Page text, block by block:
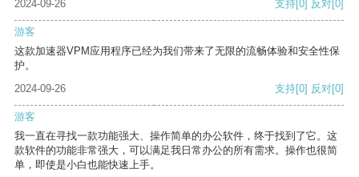
2024-09-26 支持 [0] 反对 [0]
游客
这款加速器VPM应用程序已经为我们带来了无限的流畅体验和安全性保
护。
2024-09-26
支持[0] 反对[0]
游客
我一直在寻找一款功能强大、操作简单的办公软件，终于找到了它。这
款软件的功能非常强大，可以满足我日常办公的所有需求。操作也很简
单，即使是小白也能快速上手。